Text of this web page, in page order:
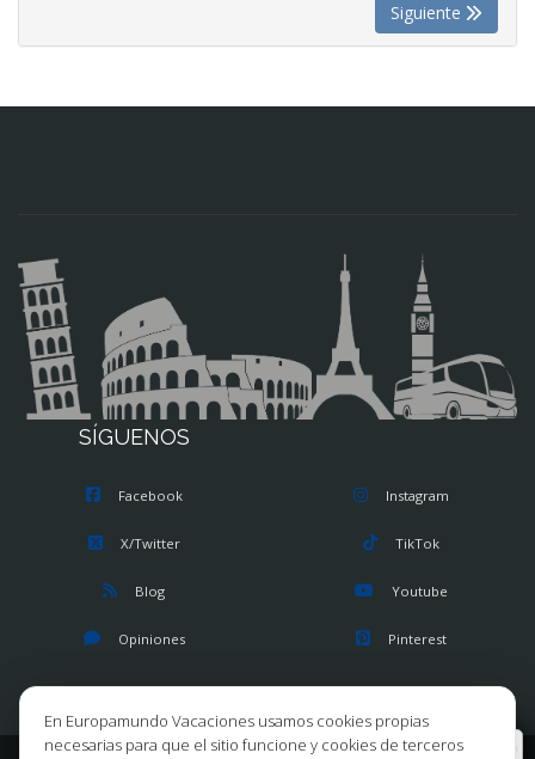
Siguiente
SÍGUENOS
Facebook
X/Twitter
Blog
Opiniones
Instagram
TikTok
Youtube
Pinterest
En Europamundo Vacaciones usamos cookies propias
necesarias para que el sitio funcione y cookies de terceros